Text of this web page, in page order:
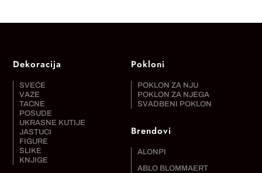
Dekoracija
SVEĆE
VAZE
TACNE
POSUDE
UKRASNE KUTIJE
JASTUCI
FIGURE
SLIKE
KNJIGE
Pokloni
POKLON ZA NJU
POKLON ZA NJEGA
SVADBENI POKLON
Brendovi
ALONPI
ABLO BLOMMAERT